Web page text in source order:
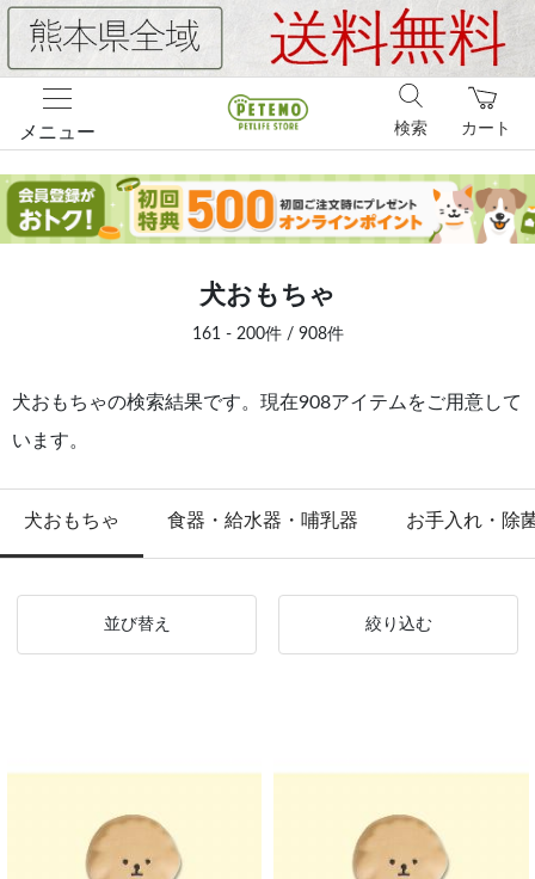
メニュー カート
検索
犬おもちゃ
161 - 200件 / 908件
犬おもちゃの検索結果です。現在908アイテムをご用意して
います。
犬おもちゃ 食器・給水器・哺乳器 お手入れ・除
並び替え 絞り込む